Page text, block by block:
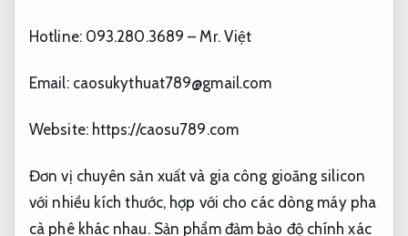
Hotline: 093.280.3689 – Mr. Việt
Email: caosukythuat789@gmail.com
Website: https://caosu789.com
Đơn vị chuyên sản xuất và gia công gioăng silicon
với nhiều kích thước, hợp với cho các dòng máy pha
cà phê khác nhau. Sản phẩm đảm bảo độ chính xác